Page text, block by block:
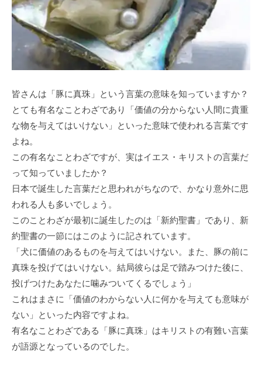
皆さんは「豚に真珠」という言葉の意味を知っていますか？
とても有名なことわざであり「価値の分からない人間に貴重
な物を与えてはいけない」といった意味で使われる言葉です
よね。
この有名なことわざですが、実はイエス・キリストの言葉だ
って知っていましたか？
日本で誕生した言葉だと思われがちなので、かなり意外に思
われる人も多いでしょう。
このことわざが最初に誕生したのは「新約聖書」であり、新
約聖書の一節にはこのように記されています。
「犬に価値のあるものを与えてはいけない。また、豚の前に
真珠を投げてはいけない。結局彼らは足で踏みつけた後に、
投げつけたあなたに噛みついてくるでしょう」
これはまさに「価値のわからない人に何かを与えても意味が
ない」といった内容ですよね。
有名なことわざである「豚に真珠」はキリストの有難い言葉
が語源となっているのでした。